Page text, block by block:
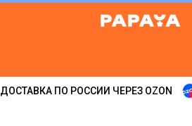
ДОСТАВКА ПО РОССИИ ЧЕРЕЗ OZON